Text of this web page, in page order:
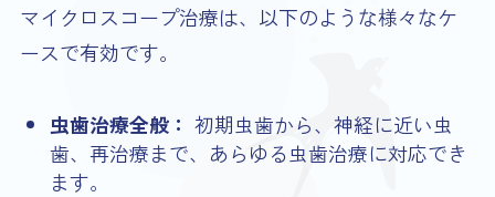
マイクロスコープ治療は、以下のような様々なケ
ースで有効です。
虫歯治療全般： 初期虫歯から、神経に近い虫
歯、再治療まで、あらゆる虫歯治療に対応でき
ます。